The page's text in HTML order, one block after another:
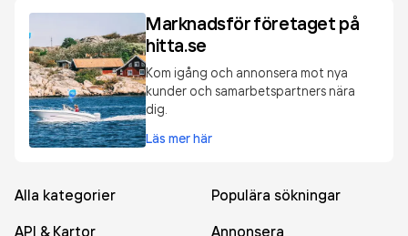
Marknadsför företaget på
hitta.se
Kom igång och annonsera mot nya
kunder och samarbetspartners nära
dig.
Läs mer här
Alla kategorier
Populära sökningar
API & Kartor
Annonsera